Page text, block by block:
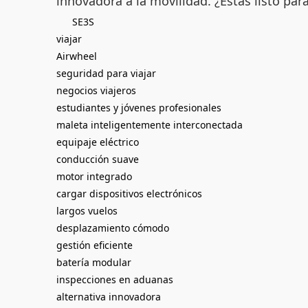
SE3S
viajar
Airwheel
seguridad para viajar
negocios viajeros
estudiantes y jóvenes profesionales
maleta inteligentemente interconectada
equipaje eléctrico
conducción suave
motor integrado
cargar dispositivos electrónicos
largos vuelos
desplazamiento cómodo
gestión eficiente
batería modular
inspecciones en aduanas
alternativa innovadora